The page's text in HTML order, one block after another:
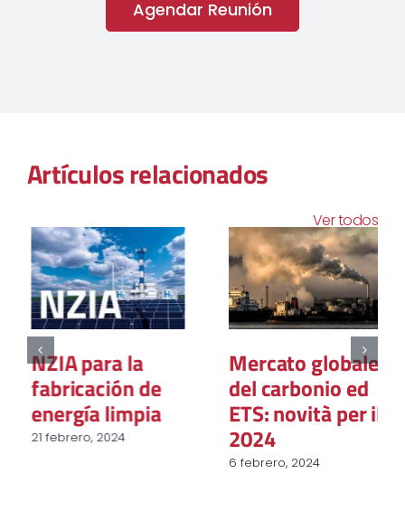
Agendar Reunión
Artículos relacionados
Ver todos
NZIA para la
fabricación de
energía limpia
21 febrero, 2024
Mercato globale
del carbonio ed
ETS: novità per il
2024
6 febrero, 2024